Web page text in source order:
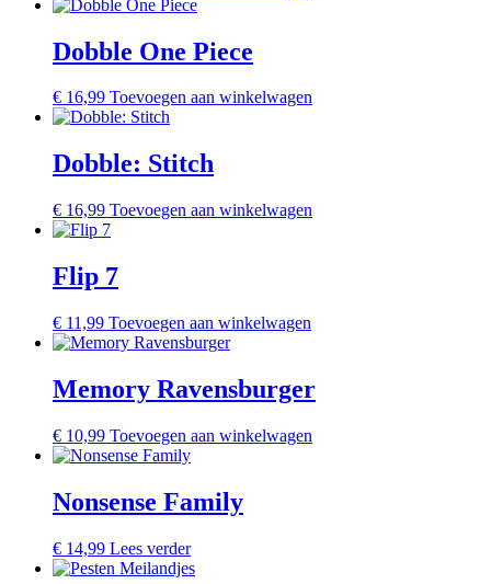
Dobble One Piece
€ 16,99 Toevoegen aan winkelwagen
Dobble: Stitch
€ 16,99 Toevoegen aan winkelwagen
Flip 7
€ 11,99 Toevoegen aan winkelwagen
Memory Ravensburger
€ 10,99 Toevoegen aan winkelwagen
Nonsense Family
€ 14,99 Lees verder